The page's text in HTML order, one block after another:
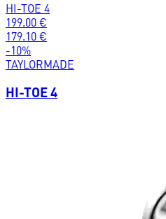
HI-TOE 4
199.00 €
179.10 €
-10%
TAYLORMADE
HI-TOE 4